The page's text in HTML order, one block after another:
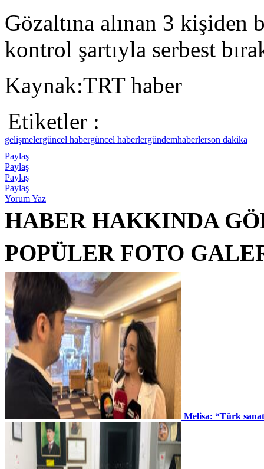
Gözaltına alınan 3
kontrol şartıyla serbest
Kaynak:TRT haber
Etiketler :
gelişmelergüncel habergüncel haberlergündemhaberlerson dakika
Paylaş
Paylaş
Paylaş
Paylaş
Yorum Yaz
HABER HAKKINDA
POPÜLER FOTO
Melisa: “Türk